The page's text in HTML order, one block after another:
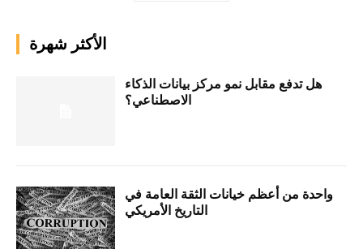
الأكثر شهرة
هل تدفع مقابل نمو مركز بيانات الذكاء
الاصطناعي؟
واحدة من أعظم خيانات الثقة العامة في
التاريخ الأمريكي